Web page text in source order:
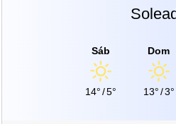
Sáb
14°/5°
Dom
13°/3°